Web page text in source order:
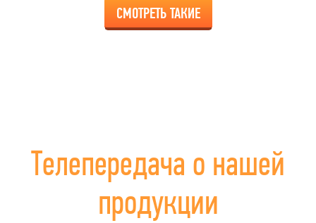
СМОТРЕТЬ ТАКИЕ
Телепередача о нашей
продукции